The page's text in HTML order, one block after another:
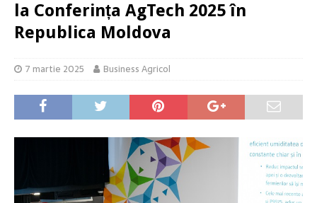
la Conferința AgTech 2025 în
Republica Moldova
7 martie 2025 Business Agricol